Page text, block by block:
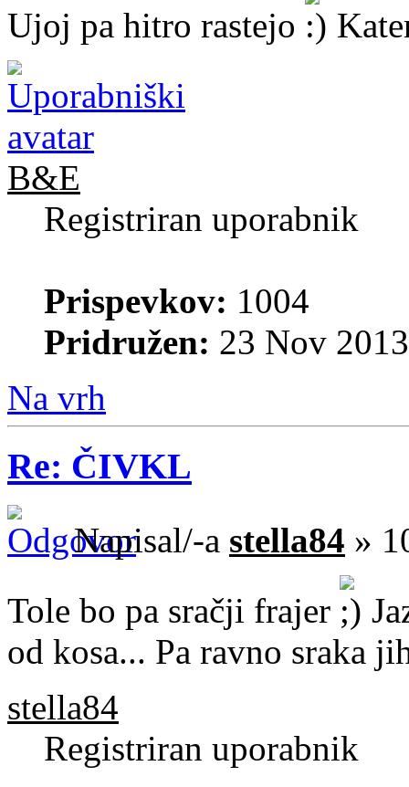
Ujoj pa hitro rastejo
B&E
Registriran uporabnik
Prispevkov: 1004
Pridružen: 23 Nov
Na vrh
Re: ČIVKL
Napisal/-a stella84 »
Tole bo pa sračji frajer
od kosa... Pa ravno sraka
stella84
Registriran uporabnik